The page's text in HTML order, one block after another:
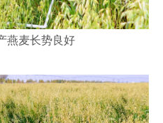
燕麦长势良好